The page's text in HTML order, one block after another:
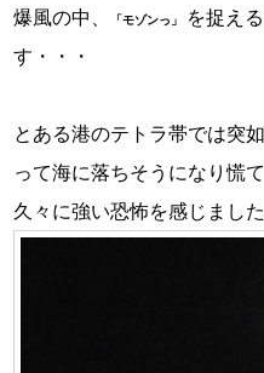
爆風の中、
「モゾンっ」
を捉え
す・・・
とある港のテトラ帯では突
って海に落ちそうになり慌て
久々に強い恐怖を感じまし